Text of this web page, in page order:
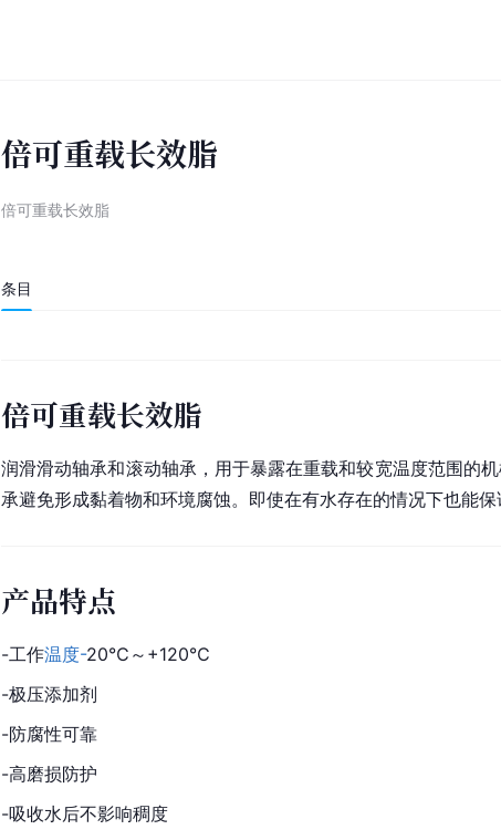
倍可重载长效脂
倍可重载长效脂
条目
倍可重载长效脂
润滑滑动轴承和滚动轴承，用于暴露在重载和较宽温度范围的
承避免形成黏着物和环境腐蚀。即使在有水存在的情况下也能保
产品特点
-工作温度-20℃～+120℃
-极压添加剂
-防腐性可靠
-高磨损防护
-吸收水后不影响稠度